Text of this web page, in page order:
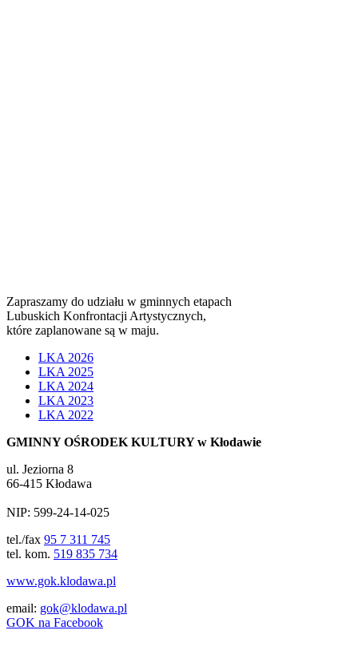
Zapraszamy do udziału w gminnych etapach
Lubuskich Konfrontacji Artystycznych,
które zaplanowane są w maju.
LKA 2026
LKA 2025
LKA 2024
LKA 2023
LKA 2022
GMINNY OŚRODEK KULTURY w Kłodawie
ul. Jeziorna 8
66-415 Kłodawa
NIP: 599-24-14-025
tel./fax 95 7 311 745
tel. kom. 519 835 734
www.gok.klodawa.pl
email: gok@klodawa.pl
GOK na Facebook